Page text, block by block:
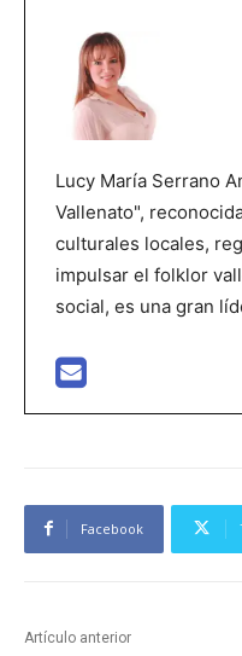
Lucy María Serrano
Vallenato",
culturales locales,
impulsar el folklor
social, es una gran
Facebook
Artículo anterior